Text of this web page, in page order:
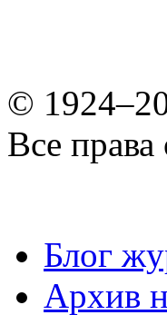
©
Все права
Блог
Архив